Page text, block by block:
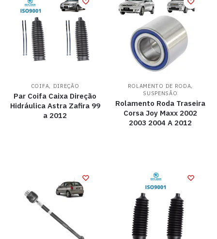
COIFA, DIREÇÃO
Par Coifa Caixa Direção
Hidráulica Astra Zafira 99
a 2012
ROLAMENTO DE RODA,
SUSPENSÃO
Rolamento Roda Traseira
Corsa Joy Maxx 2002
2003 2004 A 2012